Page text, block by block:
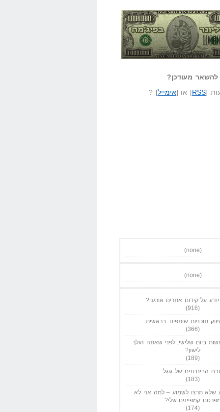
שאל שאלה בפיג'מה
מעודכן?
[
RSS] או [אימייל] ?
(none)
(none)
על קידום אתרים אורגני?
(916)
תוכניות שותפים: בראשית
(366)
ביום שלישי, לפני שאתה הולך
לישון?
(189)
הבינבונים של גוגל
(183)
תרצו לשמוע – למה אני לא
קמפיינים שלי?
(174)